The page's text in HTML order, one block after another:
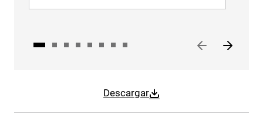
Descargar